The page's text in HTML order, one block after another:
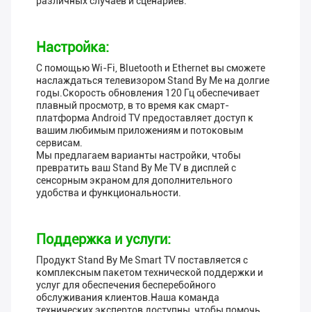
Настройка:
С помощью Wi-Fi, Bluetooth и Ethernet вы сможете
наслаждаться телевизором Stand By Me на долгие
годы.Скорость обновления 120 Гц обеспечивает
плавный просмотр, в то время как смарт-
платформа Android TV предоставляет доступ к
вашим любимым приложениям и потоковым
сервисам.
Мы предлагаем варианты настройки, чтобы
превратить ваш Stand By Me TV в дисплей с
сенсорным экраном для дополнительного
удобства и функциональности.
Поддержка и услуги:
Продукт Stand By Me Smart TV поставляется с
комплексным пакетом технической поддержки и
услуг для обеспечения бесперебойного
обслуживания клиентов.Наша команда